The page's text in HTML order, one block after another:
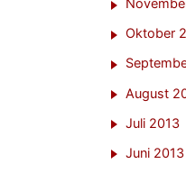
Oktober
August
Juli 2013
Juni 2013